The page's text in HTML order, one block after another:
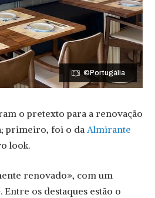
©Portugália
o pretexto para a renovação
primeiro, foi o da Almirante
look.
renovado», com um
os destaques estão o